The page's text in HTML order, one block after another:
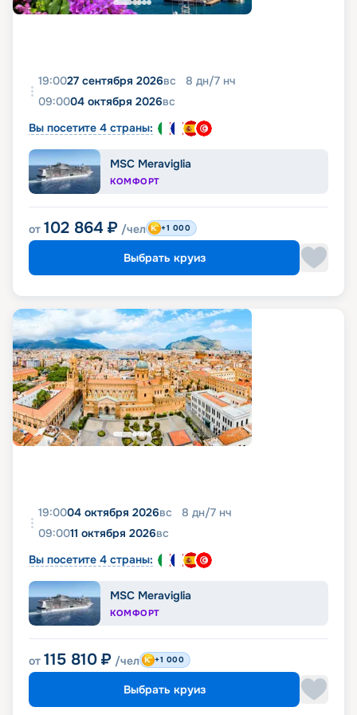
19:0027 сентября 2026вс 8 дн/7 нч
09:0004 октября 2026вс
Вы посетите 4 страны:
MSC Meraviglia
КОМФОРТ
от 102 864 ₽ /чел +1 000
Выбрать круиз
19:0004 октября 2026вс 8 дн/7 нч
09:0011 октября 2026вс
Вы посетите 4 страны:
MSC Meraviglia
КОМФОРТ
от 115 810 ₽ /чел +1 000
Выбрать круиз